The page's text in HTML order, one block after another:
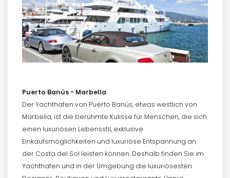
Puerto Banús - Marbella
Der Yachthafen von Puerto Banús, etwas westlich von
Marbella, ist die berühmte Kulisse für Menschen, die sich
einen luxuriösen Lebensstil, exklusive
Einkaufsmöglichkeiten und luxuriöse Entspannung an
der Costa del Sol leisten können. Deshalb finden Sie im
Yachthafen und in der Umgebung die luxuriösesten